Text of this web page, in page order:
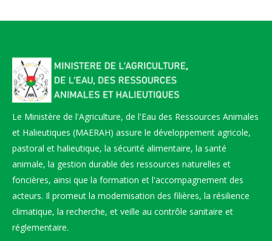
Le Ministère de l'Agriculture, de l'Eau des Ressources Animales
et Halieutiques (MAERAH) assure le développement agricole,
pastoral et halieutique, la sécurité alimentaire, la santé
animale, la gestion durable des ressources naturelles et
foncières, ainsi que la formation et l'accompagnement des
acteurs. Il promeut la modernisation des filières, la résilience
climatique, la recherche, et veille au contrôle sanitaire et
réglementaire.